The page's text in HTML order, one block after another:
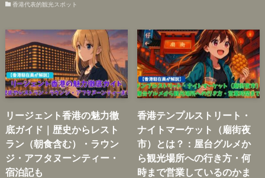
香港代表的観光スポット
リージェント香港の魅力徹
底ガイド｜歴史からレスト
ラン（朝食含む）・ラウン
ジ・アフタヌーンティー・
宿泊記も
香港テンプルストリート・
ナイトマーケット（廟街夜
市）とは？：屋台グルメか
ら観光場所への行き方・何
時まで営業しているのかま